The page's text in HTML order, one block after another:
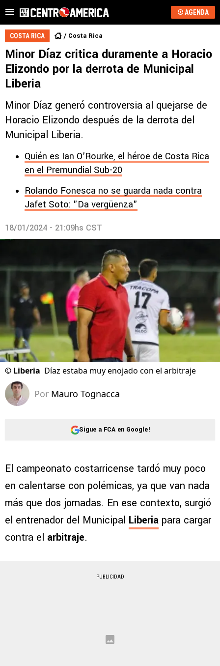
AGENDA
COSTA RICA Costa Rica
Minor Díaz critica duramente a Horacio
Elizondo por la derrota de Municipal
Liberia
Minor Díaz generó controversia al quejarse de
Horacio Elizondo después de la derrota del
Municipal Liberia.
Quién es Ian O’Rourke, el héroe de Costa Rica
en el Premundial Sub-20
Rolando Fonesca no se guarda nada contra
Jafet Soto: "Da vergüenza"
18/01/2024 - 21:09hs CST
© Liberia Díaz estaba muy enojado con el arbitraje
Por Mauro Tognacca
Sigue a FCA en Google!
El campeonato costarricense tardó muy poco
en calentarse con polémicas, ya que van nada
más que dos jornadas. En ese contexto, surgió
el entrenador del Municipal Liberia para cargar
contra el arbitraje.
PUBLICIDAD